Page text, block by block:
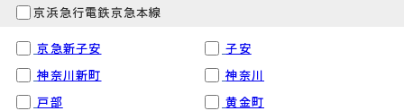
京浜急行電鉄京急本線
京急新子安
子安
神奈川新町
神奈川
戸部
黄金町